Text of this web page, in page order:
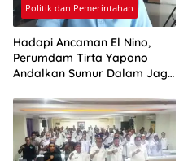
Politik dan Pemerintahan
Hadapi Ancaman El Nino,
Perumdam Tirta Yapono
Andalkan Sumur Dalam Jaga